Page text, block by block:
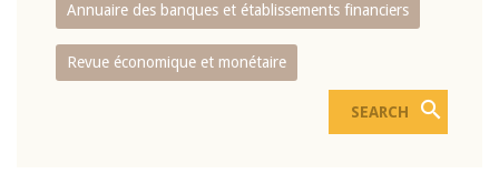
Annuaire des banques et établissements financiers
Revue économique et monétaire